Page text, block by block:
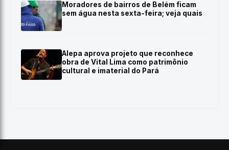
Moradores de bairros de Belém ficam
sem água nesta sexta-feira; veja quais
Alepa aprova projeto que reconhece
obra de Vital Lima como patrimônio
cultural e imaterial do Pará